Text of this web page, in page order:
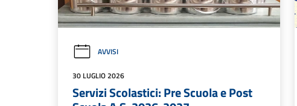
AVVISI
30 LUGLIO 2026
Servizi Scolastici: Pre Scuola e Post